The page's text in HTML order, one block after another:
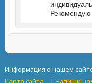
Рекомендую
Информация о нашем
Карта сайта
| Напиши